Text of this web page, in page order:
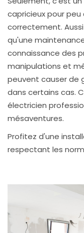
capricieux pour peu
correctement.
qu'une
connaissance des
manipulations et
peuvent causer de
dans certains cas.
électricien
mésaventures.
Profitez d'une
respectant les